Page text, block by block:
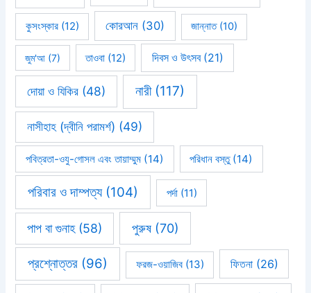
কুসংস্কার(12) কোরআন (30) জান্নাত(10)
জুম'আ (7) তাওবা (12) দিবস ও উৎসব(21)
দোয়া ও যিকির (48) নারী(117)
নাসীহাহ (দ্বীনি পরামর্শ) (49)
পবিত্রতা-ওযু-গোসল এবং তায়াম্মুম (14) পরিধান বস্তু(14)
পরিবার ও দাম্পত্য(104) পর্দা(11)
পাপ বা গুনাহ(58) পুরুষ(70)
প্রশ্নোত্তর (96) ফরজ-ওয়াজিব(13) ফিতনা(26)